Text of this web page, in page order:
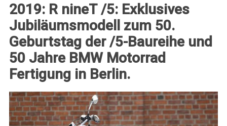
2019: R nineT /5: Exklusives
Jubiläumsmodell zum 50.
Geburtstag der/5-Baureihe und
50 Jahre BMW Motorrad
Fertigung in Berlin.